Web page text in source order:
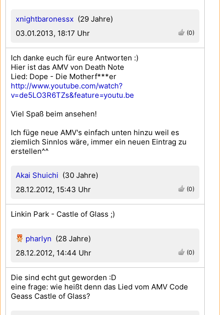
xnightbaronessx (29 Jahre)
03.01.2013, 18:17 Uhr
(0)
Akai Shuichi (30 Jahre)
28.12.2012, 15:43 Uhr
(0)
Ich danke euch für eure Antworten :)
Hier ist das AMV von Death Note
Lied: Dope - Die Motherf***er
http://www.youtube.com/watch?
v=de5LO3R6TZs&feature=youtu.be
Viel Spaß beim ansehen!
Ich füge neue AMV's einfach unten hinzu weil es
ziemlich Sinnlos wäre, immer ein neuen Eintrag zu
erstellen^^
pharlyn (28 Jahre)
28.12.2012, 14:44 Uhr
(0)
Linkin Park - Castle of Glass ;)
Die sind echt gut geworden :D
eine frage: wie heißt denn das Lied vom AMV Code
Geass Castle of Glass?